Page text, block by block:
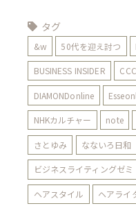
タグ
&w 50代を迎え討つ
BUSINESS INSIDER
DIAMONDonline
NHKカルチャー note
さとゆみ なないろ日和
ビジネスライティングゼミ
ヘアスタイル ヘアライ